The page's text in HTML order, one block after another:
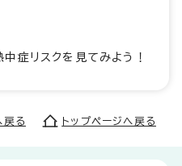
症リスクを見てみよう！
戻る トップページへ戻る